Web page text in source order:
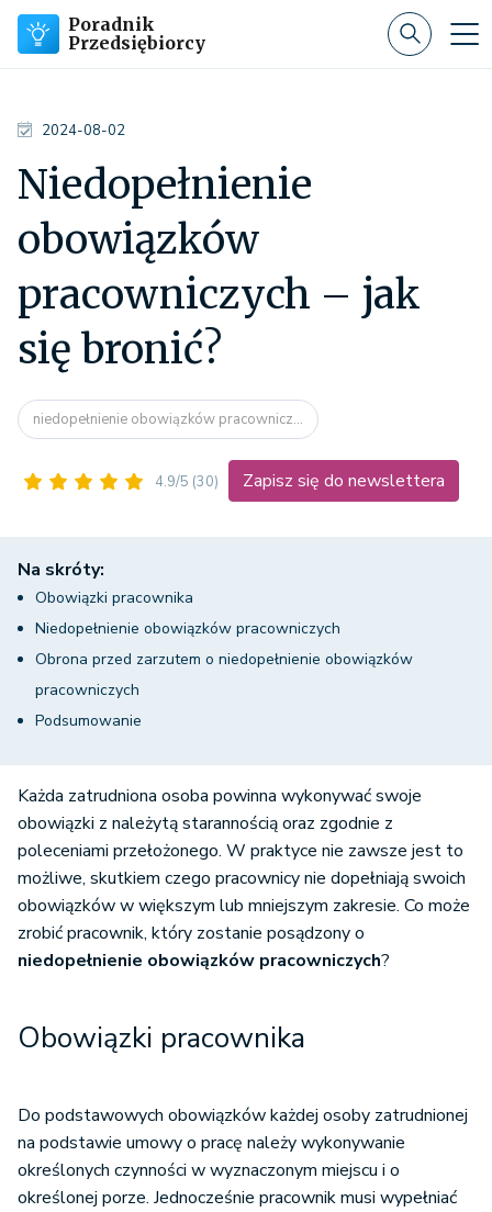
Poradnik
Przedsiębiorcy
2024-08-02
Niedopełnienie
obowiązków
pracowniczych – jak
się bronić?
niedopełnienie obowiązków pracownicz...
4.9/5 (30) Zapisz się do newslettera
Na skróty:
Obowiązki pracownika
Niedopełnienie obowiązków pracowniczych
Obrona przed zarzutem o niedopełnienie obowiązków
pracowniczych
Podsumowanie
Każda zatrudniona osoba powinna wykonywać swoje
obowiązki z należytą starannością oraz zgodnie z
poleceniami przełożonego. W praktyce nie zawsze jest to
możliwe, skutkiem czego pracownicy nie dopełniają swoich
obowiązków w większym lub mniejszym zakresie. Co może
zrobić pracownik, który zostanie posądzony o
niedopełnienie obowiązków pracowniczych?
Obowiązki pracownika
Do podstawowych obowiązków każdej osoby zatrudnionej
na podstawie umowy o pracę należy wykonywanie
określonych czynności w wyznaczonym miejscu i o
określonej porze. Jednocześnie pracownik musi wypełniać